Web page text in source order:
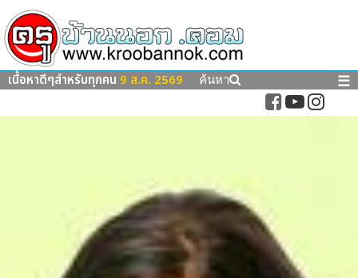
เนื้อหาดีๆสำหรับทุกคน 9 ส.ค. 2569 ค้นหา ☰